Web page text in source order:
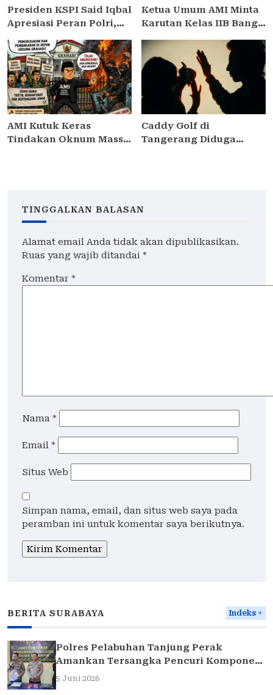
Presiden KSPI Said Iqbal
Apresiasi Peran Polri,
Bhayangkara ke-80
Ketua Umum AMI Minta
Karutan Kelas IIB Bangil
Siap Gelar Aksi Demo di
Kanwil Ditjenpas Jatim
Dan Rutan Kelas IIB
Bangil
AMI Kutuk Keras
Tindakan Oknum Massa
Caddy Golf di
Tangerang Diduga
TINGGALKAN BALASAN
Alamat email Anda tidak akan dipublikasikan.
Ruas yang wajib ditandai *
Komentar *
Nama *
Email *
Situs Web
Simpan nama, email, dan situs web saya pada
peramban ini untuk komentar saya berikutnya.
BERITA SURABAYA Indeks
Polres Pelabuhan Tanjung Perak
Amankan Tersangka Pencuri Komponen
Traffic Light di Surabaya
5 Juni 2026